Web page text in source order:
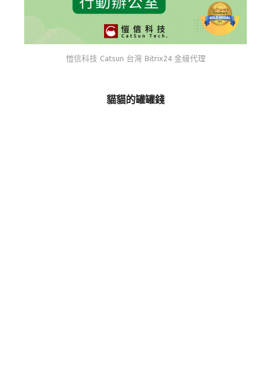
愷信科技 Catsun 台灣 Bitrix24 金級代理
貓貓的罐罐錢